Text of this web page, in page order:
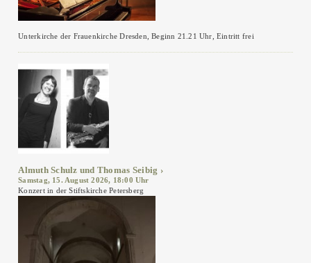
Unterkirche der Frauenkirche Dresden, Beginn 21.21 Uhr, Eintritt frei
Almuth Schulz und Thomas Seibig
Samstag, 15. August 2026, 18:00 Uhr
Konzert in der Stiftskirche Petersberg